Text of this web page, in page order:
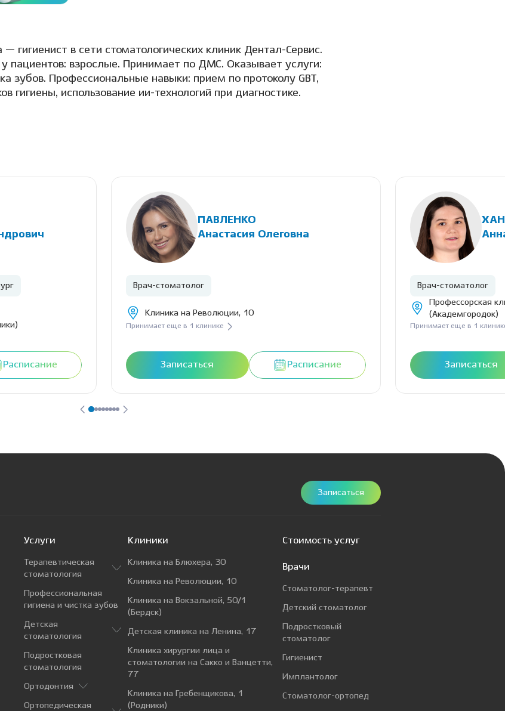
гигиенист в сети стоматологических клиник Дентал-Сервис.
пациентов: взрослые. Принимает по ДМС. Оказывает услуги:
зубов. Профессиональные навыки: прием по протоколу GBT,
гигиены, использование ии-технологий при диагностике.
Расписание
ПАВЛЕНКО
Анастасия Олеговна
Врач-стоматолог
Клиника на Революции, 10
Принимает еще в 1 клинике
Записаться Расписание
Врач-стоматолог
Профессорская
(Академгородок)
Принимает еще в 1
Записаться
Записаться
Услуги
Терапевтическая
стоматология
Профессиональная
гигиена и чистка зубов
Детская
стоматология
Подростковая
стоматология
Ортодонтия
Ортопедическая
Клиники
Клиника на Блюхера, 30
Клиника на Революции, 10
Клиника на Вокзальной, 50/1
(Бердск)
Детская клиника на Ленина, 17
Клиника хирургии лица и
стоматологии на Сакко и Ванцетти,
77
Клиника на Гребенщикова, 1
(Родники)
Стоимость услуг
Врачи
Стоматолог-терапевт
Детский стоматолог
Подростковый
стоматолог
Гигиенист
Имплантолог
Стоматолог-ортопед